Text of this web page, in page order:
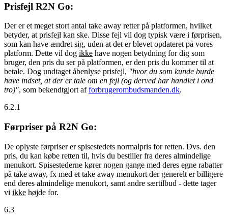
Prisfejl R2N Go:
Der er et meget stort antal take away retter på platformen, hvilket
betyder, at prisfejl kan ske. Disse fejl vil dog typisk være i førprisen,
som kan have ændret sig, uden at det er blevet opdateret på vores
platform. Dette vil dog ikke have nogen betydning for dig som
bruger, den pris du ser på platformen, er den pris du kommer til at
betale. Dog undtaget åbenlyse prisfejl, "hvor du som kunde burde
have indset, at der er tale om en fejl (og derved har handlet i ond
tro)", som bekendtgjort afforbrugerombudsmanden.dk.
6.2.1
Førpriser på R2N Go:
De oplyste førpriser er spisestedets normalpris for retten. Dvs. den
pris, du kan købe retten til, hvis du bestiller fra deres almindelige
menukort. Spisestederne kører nogen gange med deres egne rabatter
på take away, fx med et take away menukort der generelt er billigere
end deres almindelige menukort, samt andre særtilbud - dette tager
vi ikke højde for.
6.3